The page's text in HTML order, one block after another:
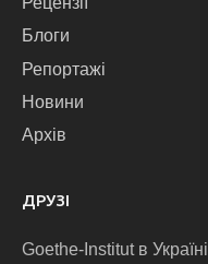
Блоги
Репортажі
Новини
Архів
ДРУЗІ
Goethe-Institut в Україні